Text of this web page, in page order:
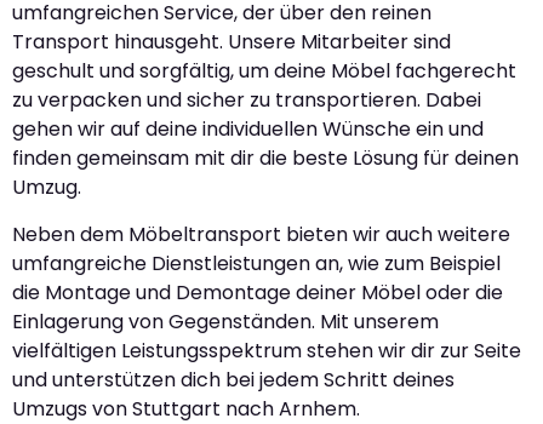
umfangreichen Service, der über den reinen
Transport hinausgeht. Unsere Mitarbeiter sind
geschult und sorgfältig, um deine Möbel fachgerecht
zu verpacken und sicher zu transportieren. Dabei
gehen wir auf deine individuellen Wünsche ein und
finden gemeinsam mit dir die beste Lösung für deinen
Umzug.
Neben dem Möbeltransport bieten wir auch weitere
umfangreiche Dienstleistungen an, wie zum Beispiel
die Montage und Demontage deiner Möbel oder die
Einlagerung von Gegenständen. Mit unserem
vielfältigen Leistungsspektrum stehen wir dir zur Seite
und unterstützen dich bei jedem Schritt deines
Umzugs von Stuttgart nach Arnhem.